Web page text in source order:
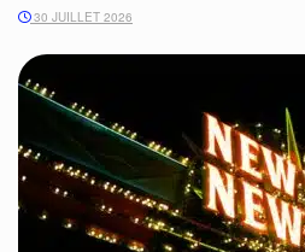
30 JUILLET 2026